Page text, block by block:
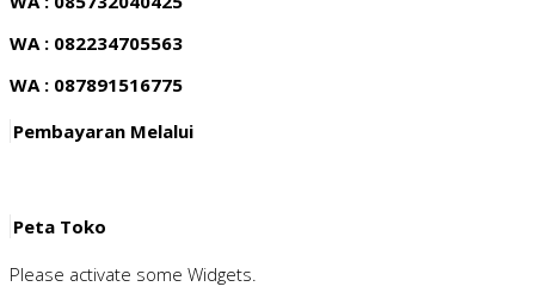
WA : 082234705563
WA : 087891516775
Pembayaran Melalui
Peta Toko
Please activate some Widgets.